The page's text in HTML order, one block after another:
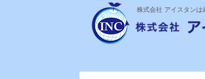
株式会社 アイスタン